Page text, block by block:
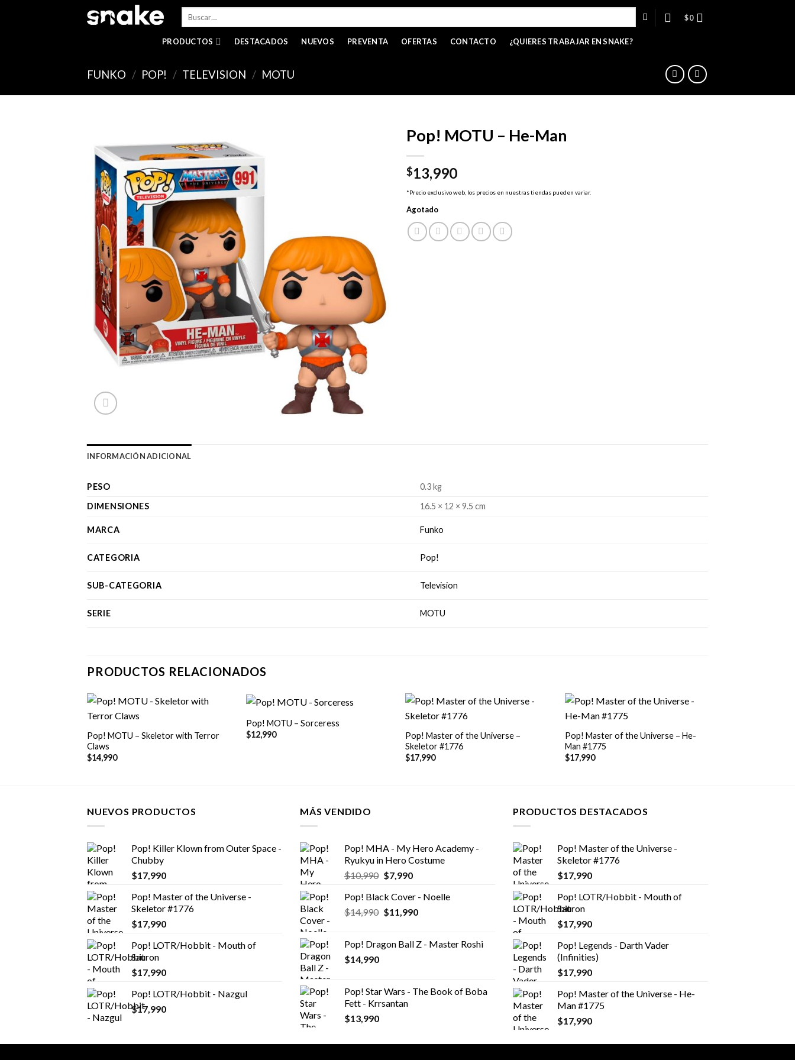
Buscar
$0
PRODUCTOS DESTACADOS NUEVOS PREVENTA OFERTAS CONTACTO ¿QUIERES TRABAJAR EN SNAKE?
FUNKO / POP! / TELEVISION / MOTU
Pop! MOTU – He-Man
$13,990
*Precio exclusivo web, los precios en nuestras tiendas pueden variar.
Agotado
INFORMACIÓN ADICIONAL
PESO
0.3 kg
DIMENSIONES
16.5 × 12 × 9.5 cm
MARCA Funko
CATEGORIA Pop!
SUB-CATEGORIA Television
SERIE MOTU
PRODUCTOS RELACIONADOS
Pop! MOTU – Skeletor with Terror
Claws
$14,990
Pop! MOTU – Sorceress
$12,990
+
Pop! Master of the Universe –
Skeletor #1776
$17,990
+
Pop! Master of the Universe – He-
Man #1775
$17,990
NUEVOS PRODUCTOS
Pop! Killer Klown from Outer Space -
Chubby
$17,990
Pop! Master of the Universe -
Skeletor #1776
$17,990
Pop! LOTR/Hobbit - Mouth of
Sauron
$17,990
Pop! LOTR/Hobbit - Nazgul
$17,990
MÁS VENDIDO
Pop! MHA - My Hero Academy -
Ryukyu in Hero Costume
$10,990 El
original
era:
$7,990El
actual
es:
Pop! Black Cover - Noelle
$14,990 El
era:
$11,990El
es:
Pop! Dragon Ball Z - Master Roshi
$14,990
Pop! Star Wars - The Book of Boba
Fett - Krrsantan
$13,990
PRODUCTOS DESTACADOS
Pop! Master of the Universe -
Skeletor #1776
$17,990
Pop! LOTR/Hobbit - Mouth of
Sauron
$17,990
Pop! Legends - Darth Vader
(Infinities)
$17,990
Pop! Master of the Universe - He-
Man #1775
$17,990